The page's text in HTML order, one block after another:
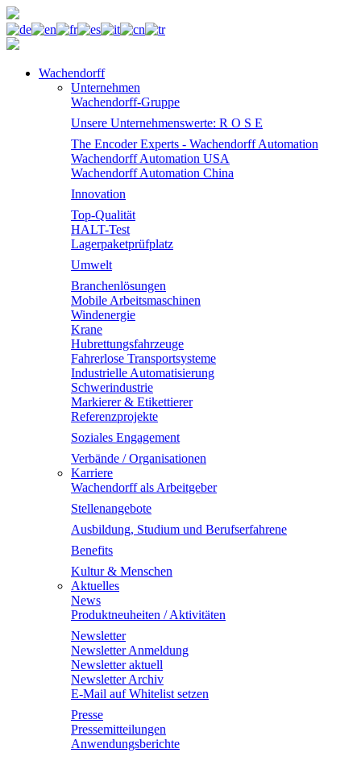
Wachendorff
Unternehmen
Wachendorff-Gruppe
Unsere Unternehmenswerte: R O S E
The Encoder Experts - Wachendorff Automation
Wachendorff Automation USA
Wachendorff Automation China
Innovation
Top-Qualität
HALT-Test
Lagerpaketprüfplatz
Umwelt
Branchenlösungen
Mobile Arbeitsmaschinen
Windenergie
Krane
Hubrettungsfahrzeuge
Fahrerlose Transportsysteme
Industrielle Automatisierung
Schwerindustrie
Markierer & Etikettierer
Referenzprojekte
Soziales Engagement
Verbände / Organisationen
Karriere
Wachendorff als Arbeitgeber
Stellenangebote
Ausbildung, Studium und Berufserfahrene
Benefits
Kultur & Menschen
Aktuelles
News
Produktneuheiten / Aktivitäten
Newsletter
Newsletter Anmeldung
Newsletter aktuell
Newsletter Archiv
E-Mail auf Whitelist setzen
Presse
Pressemitteilungen
Anwendungsberichte